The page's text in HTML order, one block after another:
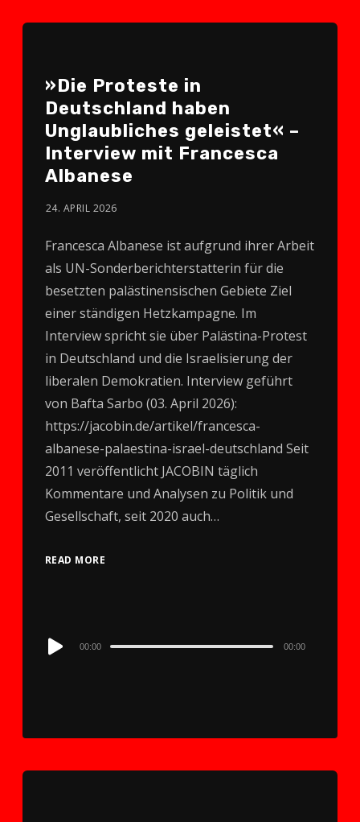
»Die Proteste in
Deutschland haben
Unglaubliches geleistet« –
Interview mit Francesca
Albanese
24. APRIL 2026
Francesca Albanese ist aufgrund ihrer Arbeit
als UN-Sonderberichterstatterin für die
besetzten palästinensischen Gebiete Ziel
einer ständigen Hetzkampagne. Im
Interview spricht sie über Palästina-Protest
in Deutschland und die Israelisierung der
liberalen Demokratien. Interview geführt
von Bafta Sarbo (03. April 2026):
https://jacobin.de/artikel/francesca-
albanese-palaestina-israel-deutschland Seit
2011 veröffentlicht JACOBIN täglich
Kommentare und Analysen zu Politik und
Gesellschaft, seit 2020 auch…
READ MORE
Audio
00:00 00:00